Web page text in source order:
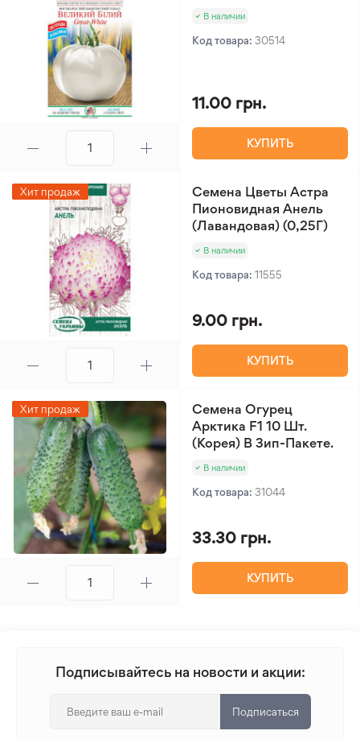
В наличии
Код товара: 30514
11.00 грн.
КУПИТЬ
Хит продаж
Семена Цветы Астра
Пионовидная Анель
(Лавандовая) (0,25Г)
В наличии
Код товара: 11555
9.00 грн.
КУПИТЬ
Хит продаж
Семена Огурец
Арктика F1 10 Шт.
(Корея) В Зип-Пакете.
В наличии
Код товара: 31044
33.30 грн.
КУПИТЬ
Подписывайтесь на новости и акции:
Подписаться